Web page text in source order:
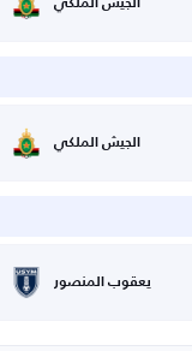
الجيش الملكي
الجيش الملكي
يعقوب المنصور